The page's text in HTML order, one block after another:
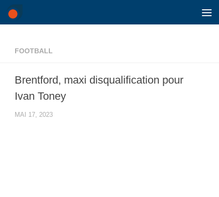
Skip to content
FOOTBALL
Brentford, maxi disqualification pour
Ivan Toney
MAI 17, 2023